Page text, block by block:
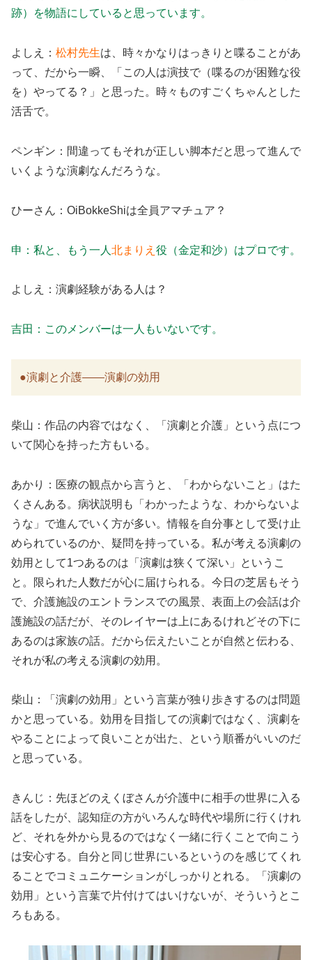
跡）を物語にしていると思っています。
よしえ： 松村先生は、時々かなりはっきりと喋ることがあ
って、だから一瞬、「この人は演技で（喋るのが困難な役
を）やってる？」と思った。時々ものすごくちゃんとした
活舌で。
ペンギン：間違ってもそれが正しい脚本だと思って進んで
いくような演劇なんだろうな。
ひーさん：OiBokkeShiは全員アマチュア？
申：私と、もう一人 北まりえ 役（金定和沙）はプロです。
よしえ：演劇経験がある人は？
吉田：このメンバーは一人もいないです。
●演劇と介護――演劇の効用
柴山：作品の内容ではなく、「演劇と介護」という点につ
いて関心を持った方もいる。
あかり：医療の観点から言うと、「わからないこと」はた
くさんある。病状説明も「わかったような、わからないよ
うな」で進んでいく方が多い。情報を自分事として受け止
められているのか、疑問を持っている。私が考える演劇の
効用として1つあるのは「演劇は狭くて深い」というこ
と。限られた人数だが心に届けられる。今日の芝居もそう
で、介護施設のエントランスでの風景、表面上の会話は介
護施設の話だが、そのレイヤーは上にあるけれどその下に
あるのは家族の話。だから伝えたいことが自然と伝わる、
それが私の考える演劇の効用。
柴山：「演劇の効用」という言葉が独り歩きするのは問題
かと思っている。効用を目指しての演劇ではなく、演劇を
やることによって良いことが出た、という順番がいいのだ
と思っている。
きんじ：先ほどのえくぼさんが介護中に相手の世界に入る
話をしたが、認知症の方がいろんな時代や場所に行くけれ
ど、それを外から見るのではなく一緒に行くことで向こう
は安心する。自分と同じ世界にいるというのを感じてくれ
ることでコミュニケーションがしっかりとれる。「演劇の
効用」という言葉で片付けてはいけないが、そういうとこ
ろもある。